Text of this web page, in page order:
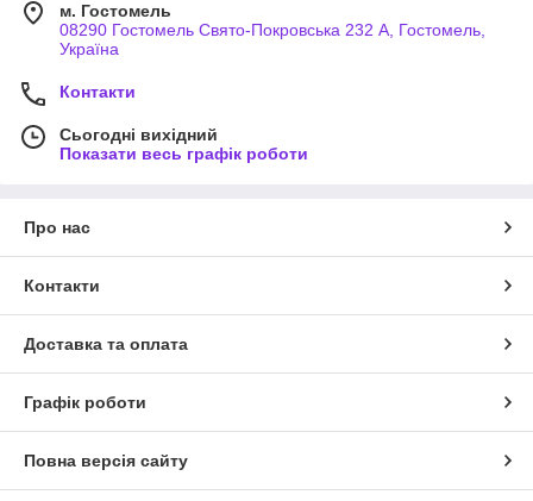
м. Гостомель
08290 Гостомель Свято-Покровська 232 А, Гостомель,
Україна
Контакти
Сьогодні вихідний
Показати весь графік роботи
Про нас
Контакти
Доставка та оплата
Графік роботи
Повна версія сайту